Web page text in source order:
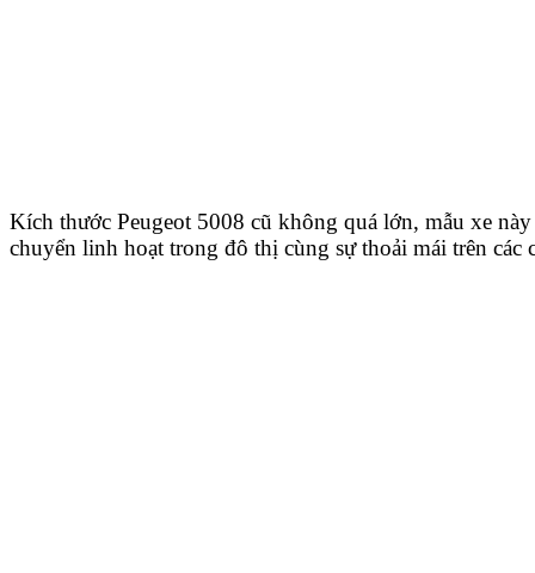
Kích thước Peugeot 5008 cũ không quá lớn, mẫu xe
chuyển linh hoạt trong đô thị cùng sự thoải mái trên các